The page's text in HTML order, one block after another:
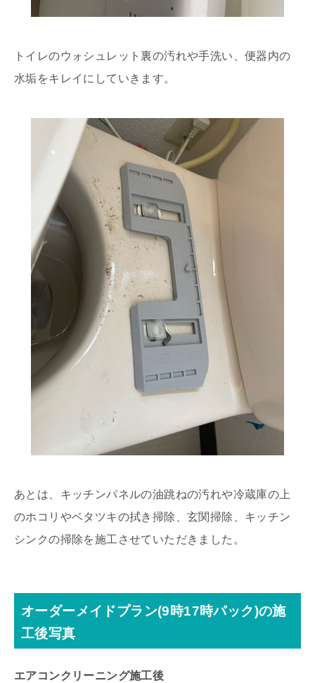
トイレのウォシュレット裏の汚れや手洗い、便器内の
水垢をキレイにしていきます。
あとは、キッチンパネルの油跳ねの汚れや冷蔵庫の上
のホコリやベタツキの拭き掃除、玄関掃除、キッチン
シンクの掃除を施工させていただきました。
オーダーメイドプラン(9時17時パック)の施
工後写真
エアコンクリーニング施工後